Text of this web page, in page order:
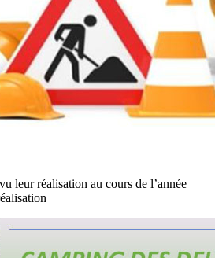
leur réalisation au cours de l’année